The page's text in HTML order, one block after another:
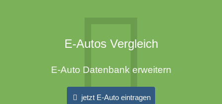
E-Autos Vergleich
E-Auto Datenbank erweitern
jetzt E-Auto eintragen